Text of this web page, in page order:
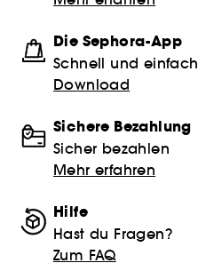
Die Sephora-App
Schnell und einfach
Download
Sichere Bezahlung
Sicher bezahlen
Mehr erfahren
Hilfe
Hast du Fragen?
Zum FAQ